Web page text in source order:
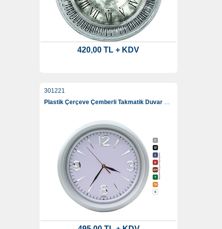
420,00 TL + KDV
301221
Plastik Çerçeve Çemberli Takmatik Duvar Saati 34 Cm